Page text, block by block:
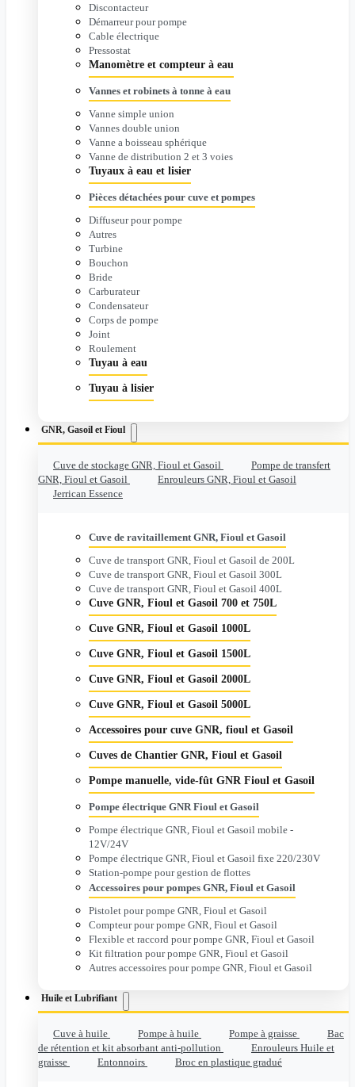
Discontacteur
Démarreur pour pompe
Cable électrique
Pressostat
Manomètre et compteur à eau
Vannes et robinets à tonne à eau
Vanne simple union
Vannes double union
Vanne a boisseau sphérique
Vanne de distribution 2 et 3 voies
Tuyaux à eau et lisier
Pièces détachées pour cuve et pompes
Diffuseur pour pompe
Autres
Turbine
Bouchon
Bride
Carburateur
Condensateur
Corps de pompe
Joint
Roulement
Tuyau à eau
Tuyau à lisier
GNR, Gasoil et Fioul
Cuve de stockage GNR, Fioul et Gasoil
Pompe de transfert
GNR, Fioul et Gasoil
Enrouleurs GNR, Fioul et Gasoil
Jerrican Essence
Cuve de ravitaillement GNR, Fioul et Gasoil
Cuve de transport GNR, Fioul et Gasoil de 200L
Cuve de transport GNR, Fioul et Gasoil 300L
Cuve de transport GNR, Fioul et Gasoil 400L
Cuve GNR, Fioul et Gasoil 700 et 750L
Cuve GNR, Fioul et Gasoil 1000L
Cuve GNR, Fioul et Gasoil 1500L
Cuve GNR, Fioul et Gasoil 2000L
Cuve GNR, Fioul et Gasoil 5000L
Accessoires pour cuve GNR, fioul et Gasoil
Cuves de Chantier GNR, Fioul et Gasoil
Pompe manuelle, vide-fût GNR Fioul et Gasoil
Pompe électrique GNR Fioul et Gasoil
Pompe électrique GNR, Fioul et Gasoil mobile -
12V/24V
Pompe électrique GNR, Fioul et Gasoil fixe 220/230V
Station-pompe pour gestion de flottes
Accessoires pour pompes GNR, Fioul et Gasoil
Pistolet pour pompe GNR, Fioul et Gasoil
Compteur pour pompe GNR, Fioul et Gasoil
Flexible et raccord pour pompe GNR, Fioul et Gasoil
Kit filtration pour pompe GNR, Fioul et Gasoil
Autres accessoires pour pompe GNR, Fioul et Gasoil
Huile et Lubrifiant
Cuve à huile Pompe à huile Pompe à graisse
Bac
de rétention et kit absorbant anti-pollution
Enrouleurs Huile et
graisse
Entonnoirs Broc en plastique gradué